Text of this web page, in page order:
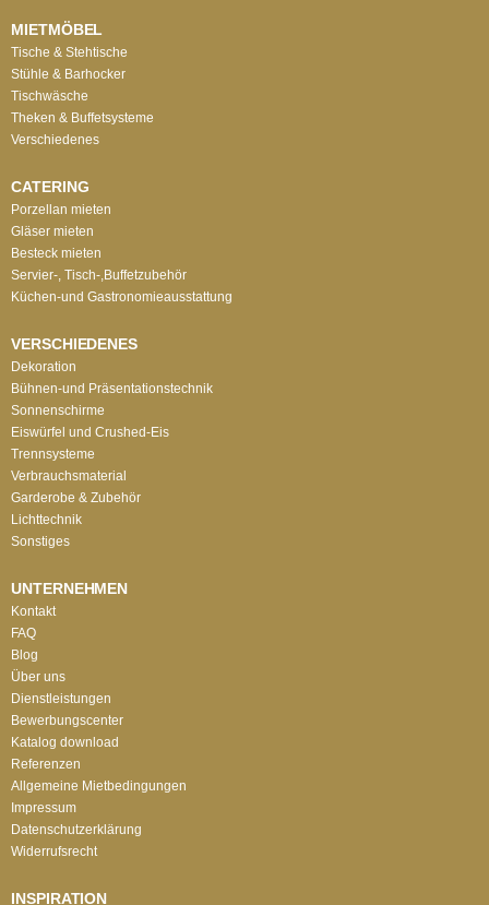
MIETMÖBEL
Tische & Stehtische
Stühle & Barhocker
Tischwäsche
Theken & Buffetsysteme
Verschiedenes
CATERING
Porzellan mieten
Gläser mieten
Besteck mieten
Servier-, Tisch-,Buffetzubehör
Küchen-und Gastronomieausstattung
VERSCHIEDENES
Dekoration
Bühnen-und Präsentationstechnik
Sonnenschirme
Eiswürfel und Crushed-Eis
Trennsysteme
Verbrauchsmaterial
Garderobe & Zubehör
Lichttechnik
Sonstiges
UNTERNEHMEN
Kontakt
FAQ
Blog
Über uns
Dienstleistungen
Bewerbungscenter
Katalog download
Referenzen
Allgemeine Mietbedingungen
Impressum
Datenschutzerklärung
Widerrufsrecht
INSPIRATION